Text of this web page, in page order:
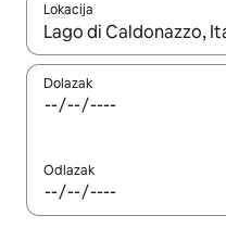
Lokacija
Kad rezultati budu
Dolazak
Odlazak